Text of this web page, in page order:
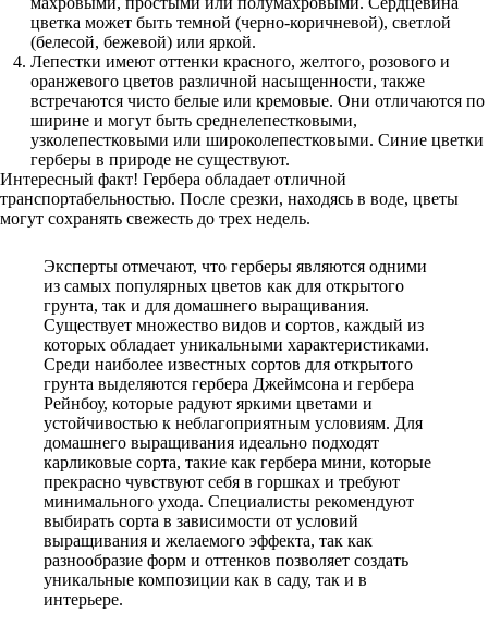
цветка может быть темной (черно-коричневой), светлой
(белесой, бежевой) или яркой.
Лепестки имеют оттенки красного, желтого, розового и
оранжевого цветов различной насыщенности, также
встречаются чисто белые или кремовые. Они отличаются по
ширине и могут быть среднелепестковыми,
узколепестковыми или широколепестковыми. Синие цветки
герберы в природе не существуют.
Интересный факт! Гербера обладает отличной
транспортабельностью. После срезки, находясь в воде, цветы
могут сохранять свежесть до трех недель.
Эксперты отмечают, что герберы являются одними
из самых популярных цветов как для открытого
грунта, так и для домашнего выращивания.
Существует множество видов и сортов, каждый из
которых обладает уникальными характеристиками.
Среди наиболее известных сортов для открытого
грунта выделяются гербера Джеймсона и гербера
Рейнбоу, которые радуют яркими цветами и
устойчивостью к неблагоприятным условиям. Для
домашнего выращивания идеально подходят
карликовые сорта, такие как гербера мини, которые
прекрасно чувствуют себя в горшках и требуют
минимального ухода. Специалисты рекомендуют
выбирать сорта в зависимости от условий
выращивания и желаемого эффекта, так как
разнообразие форм и оттенков позволяет создать
уникальные композиции как в саду, так и в
интерьере.